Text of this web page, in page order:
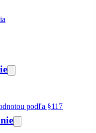
podľa §117